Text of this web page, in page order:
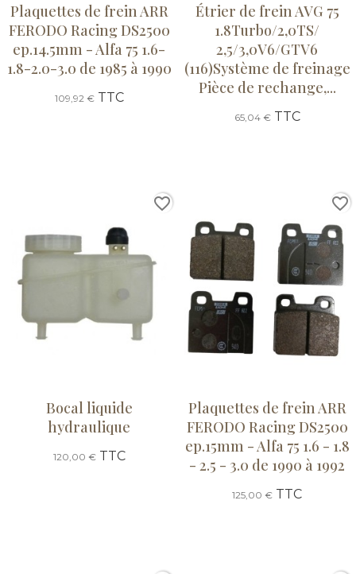
Plaquettes de frein ARR
FERODO Racing DS2500
ep.14.5mm - Alfa 75 1.6-
1.8-2.0-3.0 de 1985 à 1990
109,92 €TTC
Étrier de frein AVG 75
1.8Turbo/2,0TS/
2,5/3,0V6/GTV6
(116)Système de freinage
Pièce de rechange,...
65,04 €TTC
Bocal liquide
hydraulique
120,00 €TTC
favorite_border
Plaquettes de frein ARR
FERODO Racing DS2500
ep.15mm - Alfa 75 1.6 - 1.8
- 2.5 - 3.0 de 1990 à 1992
125,00 € TTC
favorite_border